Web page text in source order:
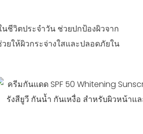
ชีวิตประจำวัน ช่วยปกป้องผิวจาก
ยให้ผิวกระจ่างใสและปลอดภัยใน